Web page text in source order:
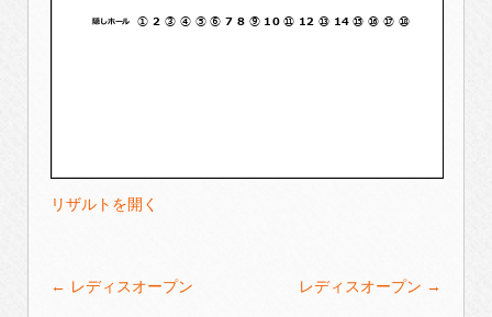
リザルトを開く
Post
navigation
← レディスオープン レディスオープン →